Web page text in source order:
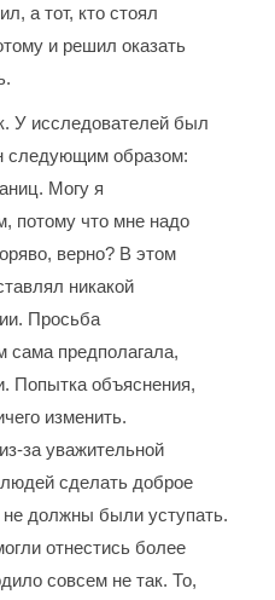
а тот, кто стоял
и решил оказать
У исследователей был
следующим образом:
Могу я
потому что мне надо
верно? В этом
никакой
Просьба
сама предполагала,
Попытка объяснения,
изменить.
за уважительной
сделать доброе
должны были уступать.
отнестись более
совсем не так. То,